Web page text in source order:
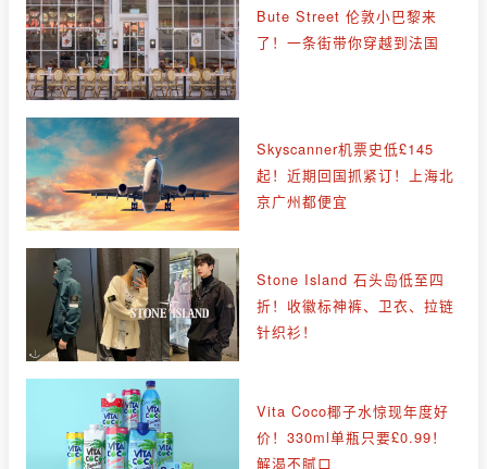
Bute Street 伦敦小巴黎来
了！一条街带你穿越到法国
Skyscanner机票史低£145
起！近期回国抓紧订！上海北
京广州都便宜
Stone Island 石头岛低至四
折！收徽标神裤、卫衣、拉链
针织衫！
Vita Coco椰子水惊现年度好
价！330ml单瓶只要£0.99！
解渴不腻口